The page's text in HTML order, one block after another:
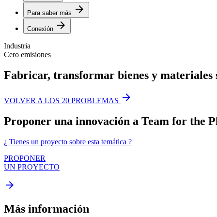
Para saber más arrow_forward
Conexión arrow_forward
Industria
Cero emisiones
Fabricar, transformar bienes y materiales
VOLVER A LOS 20 PROBLEMAS arrow_forward
Proponer una innovación a Team for the
¿ Tienes un proyecto sobre esta temática ?
PROPONER
UN PROYECTO
arrow_forward
Más información